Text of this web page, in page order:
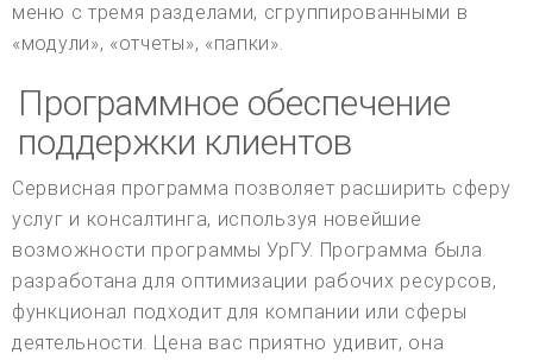
меню с тремя разделами, сгруппированными в
«модули», «отчеты», «папки».
Программное обеспечение
поддержки клиентов
Сервисная программа позволяет расширить сферу
услуг и консалтинга, используя новейшие
возможности программы УрГУ. Программа была
разработана для оптимизации рабочих ресурсов,
функционал подходит для компании или сферы
деятельности. Цена вас приятно удивит, она